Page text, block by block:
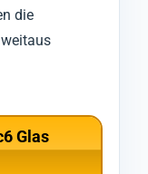
die
Glas